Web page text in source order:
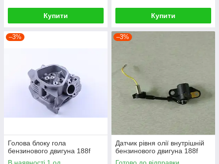
Купити Купити
–3%
Голова блоку гола
бензинового двигуна 188f
–3%
Датчик рівня олії внутрішній
бензинового двигуна 188f